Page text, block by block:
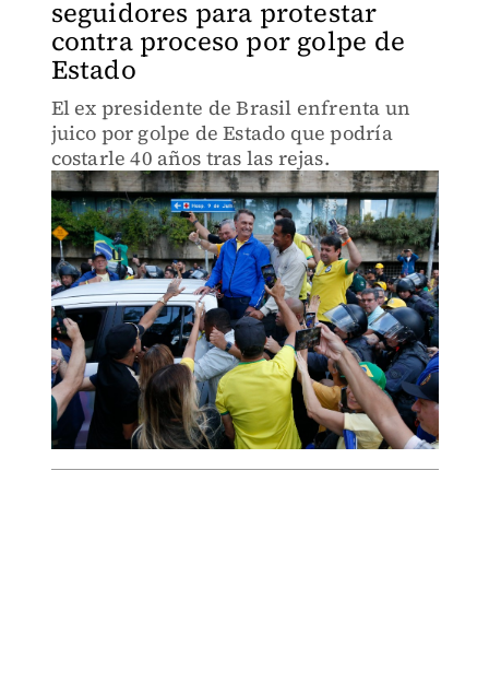
seguidores para protestar
contra proceso por golpe de
Estado
El ex presidente de Brasil enfrenta un
juico por golpe de Estado que podría
costarle 40 años tras las rejas.